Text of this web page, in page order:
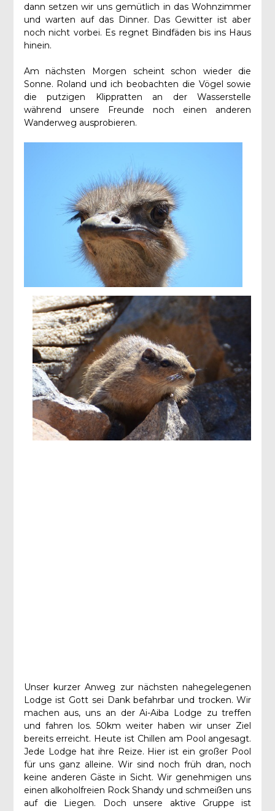
dann setzen wir uns gemütlich in das Wohnzimmer
und warten auf das Dinner. Das Gewitter ist aber
noch nicht vorbei. Es regnet Bindfäden bis ins Haus
hinein.
Am nächsten Morgen scheint schon wieder die
Sonne. Roland und ich beobachten die Vögel sowie
die putzigen Klippratten an der Wasserstelle
während unsere Freunde noch einen anderen
Wanderweg ausprobieren.
Unser kurzer Anweg zur nächsten nahegelegenen
Lodge ist Gott sei Dank befahrbar und trocken. Wir
machen aus, uns an der Ai-Aiba Lodge zu treffen
und fahren los. 50km weiter haben wir unser Ziel
bereits erreicht. Heute ist Chillen am Pool angesagt.
Jede Lodge hat ihre Reize. Hier ist ein großer Pool
für uns ganz alleine. Wir sind noch früh dran, noch
keine anderen Gäste in Sicht. Wir genehmigen uns
einen alkoholfreien Rock Shandy und schmeißen uns
auf die Liegen. Doch unsere aktive Gruppe ist